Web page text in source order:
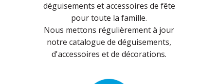
déguisements et accessoires de fête
pour toute la famille.
Nous mettons régulièrement à jour
notre catalogue de déguisements,
d'accessoires et de décorations.